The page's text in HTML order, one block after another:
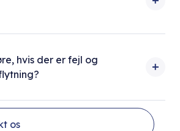
hvis der er fejl og
os